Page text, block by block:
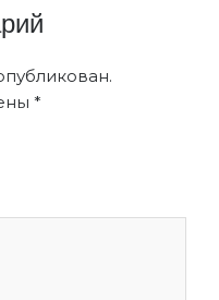
*